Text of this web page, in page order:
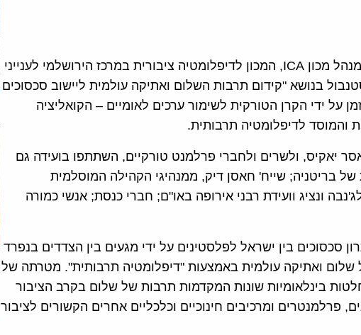
לאחרונה השתתף השגריר אלן בייקר, מנהל מכון ICA, המכון לדיפלומטיה ציבורית במרכז הירושלמי לענייני
בנושא "קידום תרבות השלום ואתיקה עולמית ליישוב סכסוכים
על ידי הקרן הטורקית לשימור ערכים לאומיים – הקואליציה
והמוסד לדיפלומטיה תרבותית.
יאקיס, ולשרים ולחברי פרלמנט טורקיים, השתתפו בועידה גם
בריטניה; שייח' חאסן דיק, ממנהיגי הקהילה המוסלמית
ונציג וועידת רבני אירופה באו"ם; חברי כנסת; אנשי כמורה
סכסוכים בין ישראל לפלסטינים על ידי מגעים בין הצדדים בנפרד
שלום ואתיקה עולמית באמצעות "דיפלומטיה תרבותית". מטרתה של
בינלאומיות שונות המקדמות תרבות של שלום בקרב הציבור
פרלמנטרים ומרכיבים חינוכיים וכלכליים אחרים הקשורים לציבור